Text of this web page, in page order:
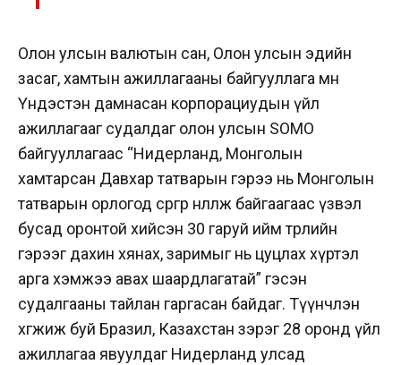
Олон улсын валютын сан, Олон улсын эдийн
засаг, хамтын ажиллагааны байгууллага мөн
Үндэстэн дамнасан корпорациудын үйл
ажиллагааг судалдаг олон улсын SOMO
байгууллагаас “Нидерланд, Монголын
хамтарсан Давхар татварын гэрээ нь Монголын
татварын орлогод сөргөөр нөлөөлж байгаагаас үзвэл
бусад оронтой хийсэн 30 гаруй ийм төрлийн
гэрээг дахин хянах, заримыг нь цуцлах хүртэл
арга хэмжээ авах шаардлагатай” гэсэн
судалгааны тайлан гаргасан байдаг. Түүнчлэн
хөгжиж буй Бразил, Казахстан зэрэг 28 оронд үйл
ажиллагаа явуулдаг Нидерланд улсад